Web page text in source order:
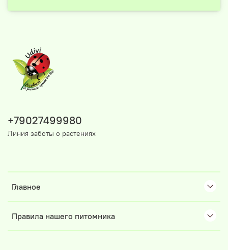
Главное
Правила нашего питомника
+79027499980
Линия заботы о растениях